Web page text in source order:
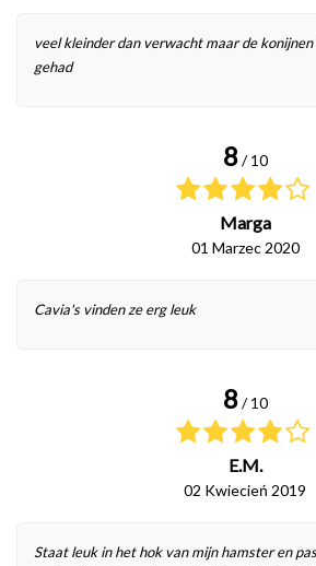
veel kleinder dan verwacht maar de
gehad
8 / 10
Marga
01 Marzec 2020
Cavia's vinden ze erg leuk
8 / 10
E.M.
02 Kwiecień 2019
Staat leuk in het hok van mijn hamster en